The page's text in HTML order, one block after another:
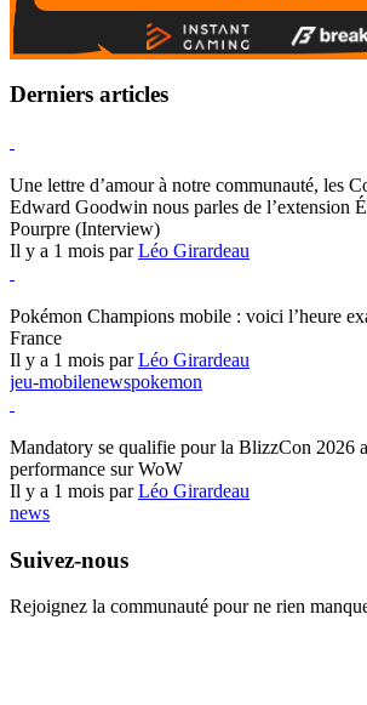
Derniers articles
Une lettre d’amour à notre communauté, les
Edward Goodwin nous parles de l’extension
Pourpre (Interview)
Il y a 1 mois parLéo Girardeau
Pokémon Champions mobile : voici l’heure
France
Il y a 1 mois parLéo Girardeau
jeu-mobilenewspokemon
Mandatory se qualifie pour la BlizzCon 2026
performance sur WoW
Il y a 1 mois parLéo Girardeau
news
Suivez-nous
Rejoignez la communauté pour ne rien